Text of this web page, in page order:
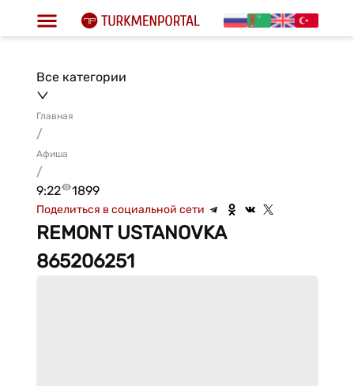
Все категории
Главная
/
Афиша
/
9:22
1899
Поделиться в социальной сети
REMONT USTANOVKA
865206251